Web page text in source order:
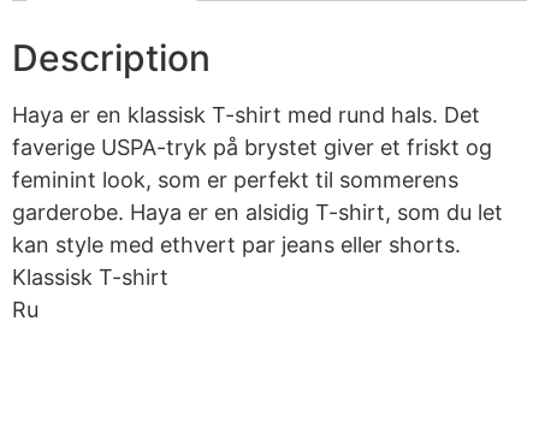
Description
Haya er en klassisk T-shirt med rund hals. Det
faverige USPA-tryk på brystet giver et friskt og
feminint look, som er perfekt til sommerens
garderobe. Haya er en alsidig T-shirt, som du let
kan style med ethvert par jeans eller shorts.
Klassisk T-shirt
Ru